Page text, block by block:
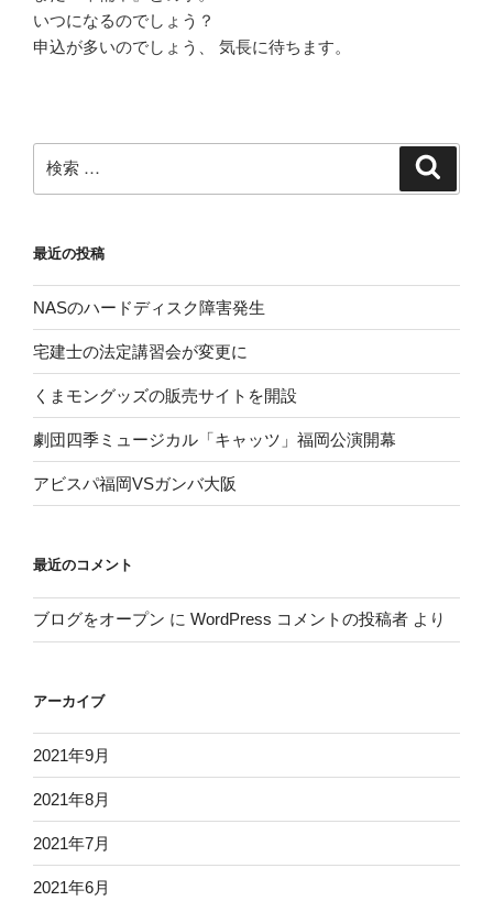
いつになるのでしょう？
申込が多いのでしょう、 気長に待ちます。
索:
最近の投稿
NASのハードディスク障害発生
宅建士の法定講習会が変更に
くまモングッズの販売サイトを開設
劇団四季ミュージカル「キャッツ」福岡公演開幕
アビスパ福岡VSガンバ大阪
最近のコメント
ブログをオープン に WordPress コメントの投稿者 より
アーカイブ
2021年9月
2021年8月
2021年7月
2021年6月